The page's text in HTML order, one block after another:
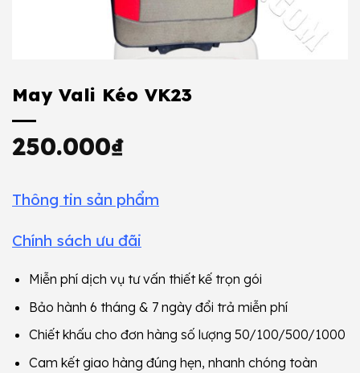
May Vali Kéo VK23
250.000₫
Thông tin sản phẩm
Chính sách ưu đãi
Miễn phí dịch vụ tư vấn thiết kế trọn gói
Bảo hành 6 tháng & 7 ngày đổi trả miễn phí
Chiết khấu cho đơn hàng số lượng 50/100/500/1000
Cam kết giao hàng đúng hẹn, nhanh chóng toàn